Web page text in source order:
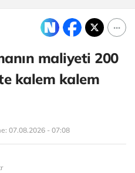
maliyeti 200
kalem kalem
07.08.2026 - 07:08